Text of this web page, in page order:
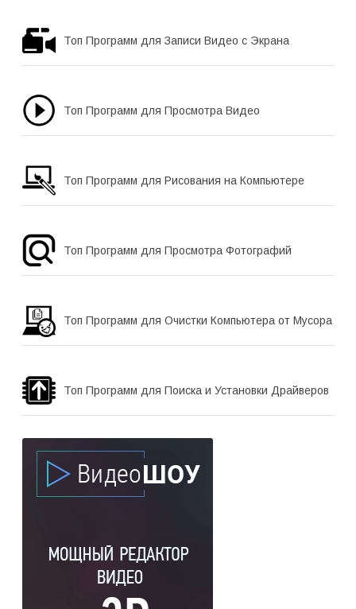
Топ Программ для Записи Видео с Экрана
Топ Программ для Просмотра Видео
Топ Программ для Рисования на Компьютере
Топ Программ для Просмотра Фотографий
Топ Программ для Очистки Компьютера от Мусора
Топ Программ для Поиска и Установки Драйверов